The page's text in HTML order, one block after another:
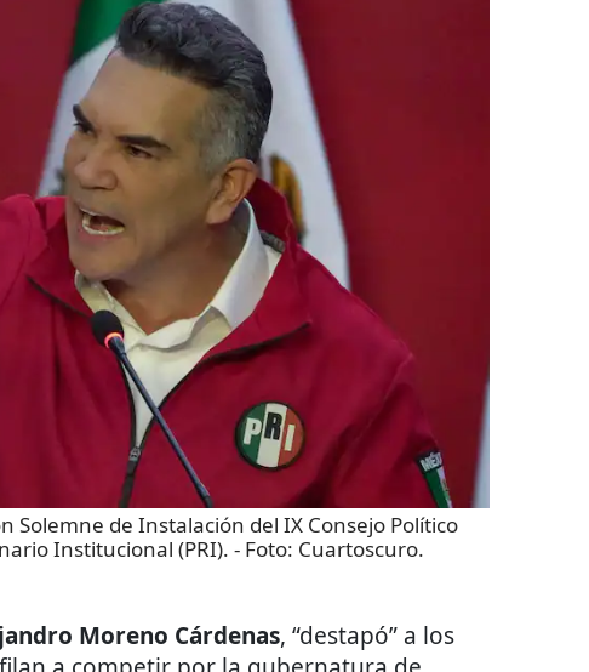
Solemne de Instalación del IX Consejo Político
Institucional (PRI). - Foto: Cuartoscuro.
Moreno Cárdenas, “destapó” a los